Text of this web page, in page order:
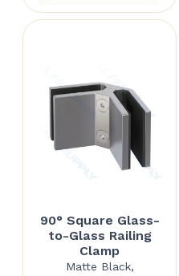
$114.24
through
90° Square Glass-
to-Glass Railing
Clamp
Matte Black,